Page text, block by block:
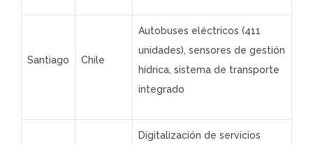
Santiago Chile
Autobuses eléctricos (411
unidades), sensores de gestión
hídrica, sistema de transporte
integrado
Digitalización de servicios